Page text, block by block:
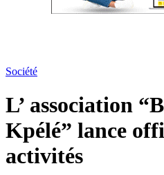
Société
L’ association
Kpélé” lance
activités